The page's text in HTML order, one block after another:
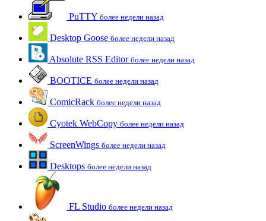
PuTTY более недели назад
Desktop Goose более недели назад
Absolute RSS Editor более недели назад
BOOTICE более недели назад
ComicRack более недели назад
Cyotek WebCopy более недели назад
ScreenWings более недели назад
Desktops более недели назад
FL Studio более недели назад